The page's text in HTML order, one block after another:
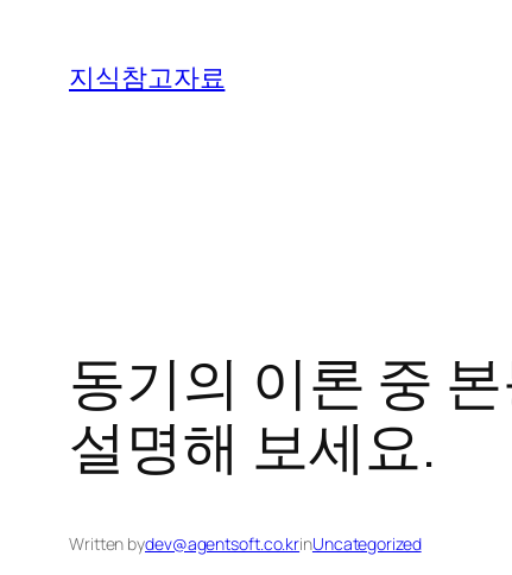
지식참고자료
동기의 이론 중
설명해 보세요.
Written bydev@agentsoft.co.krinUncategorized